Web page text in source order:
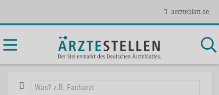
aerzteblatt.de